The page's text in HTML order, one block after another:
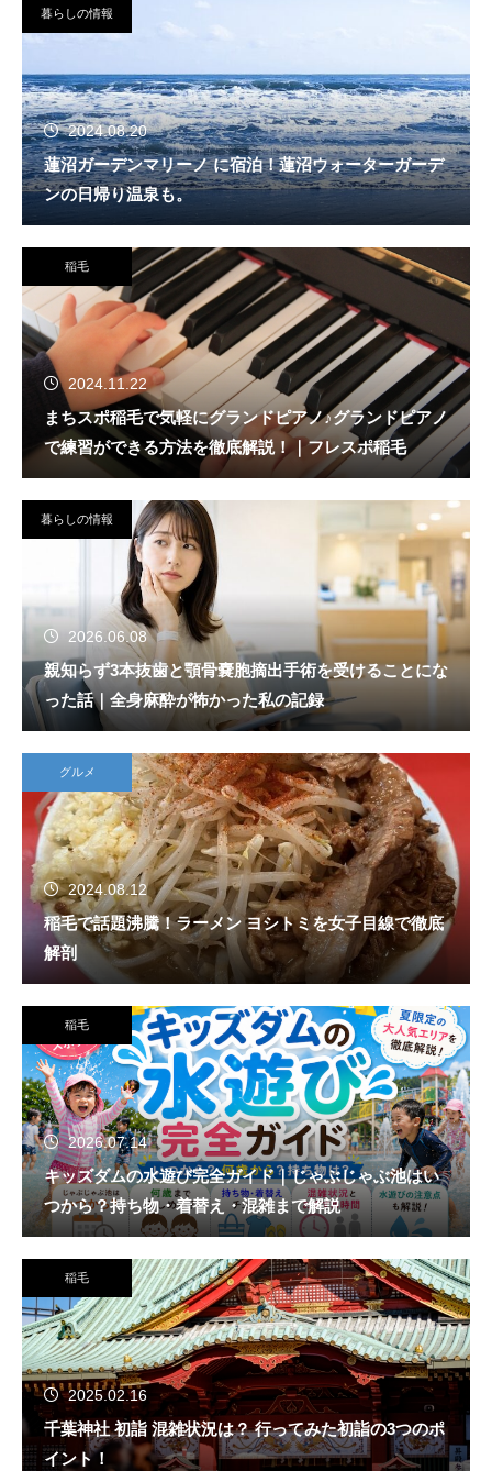
暮らしの情報
2024.08.20
蓮沼ガーデンマリーノ に宿泊！蓮沼ウォーターガーデ
ンの日帰り温泉も。
稲毛
2024.11.22
まちスポ稲毛で気軽にグランドピアノ♪グランドピアノ
で練習ができる方法を徹底解説！｜フレスポ稲毛
暮らしの情報
2026.06.08
親知らず3本抜歯と顎骨嚢胞摘出手術を受けることにな
った話｜全身麻酔が怖かった私の記録
グルメ
2024.08.12
稲毛で話題沸騰！ラーメン ヨシトミを女子目線で徹底
解剖
稲毛
2026.07.14
キッズダムの水遊び完全ガイド｜じゃぶじゃぶ池はい
つから？持ち物・着替え・混雑まで解説
稲毛
2025.02.16
千葉神社 初詣 混雑状況は？ 行ってみた初詣の3つのポ
イント！